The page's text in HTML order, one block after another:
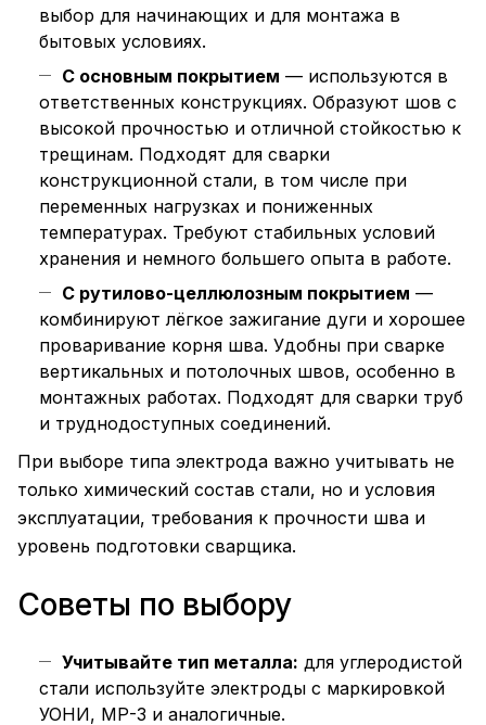
выбор для начинающих и для монтажа в
бытовых условиях.
С основным покрытием — используются в
ответственных конструкциях. Образуют шов с
высокой прочностью и отличной стойкостью к
трещинам. Подходят для сварки
конструкционной стали, в том числе при
переменных нагрузках и пониженных
температурах. Требуют стабильных условий
хранения и немного большего опыта в работе.
С рутилово-целлюлозным покрытием —
комбинируют лёгкое зажигание дуги и хорошее
проваривание корня шва. Удобны при сварке
вертикальных и потолочных швов, особенно в
монтажных работах. Подходят для сварки труб
и труднодоступных соединений.
При выборе типа электрода важно учитывать не
только химический состав стали, но и условия
эксплуатации, требования к прочности шва и
уровень подготовки сварщика.
Советы по выбору
Учитывайте тип металла: для углеродистой
стали используйте электроды с маркировкой
УОНИ, МР-3 и аналогичные.